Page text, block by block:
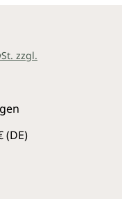
zzgl.
(DE)